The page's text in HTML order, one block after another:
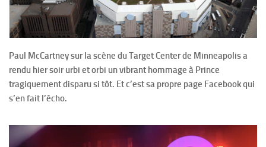
Paul McCartney sur la scène du Target Center de Minneapolis a
rendu hier soir urbi et orbi un vibrant hommage à Prince
tragiquement disparu si tôt. Et c’est sa propre page Facebook qui
s’en fait l’écho.